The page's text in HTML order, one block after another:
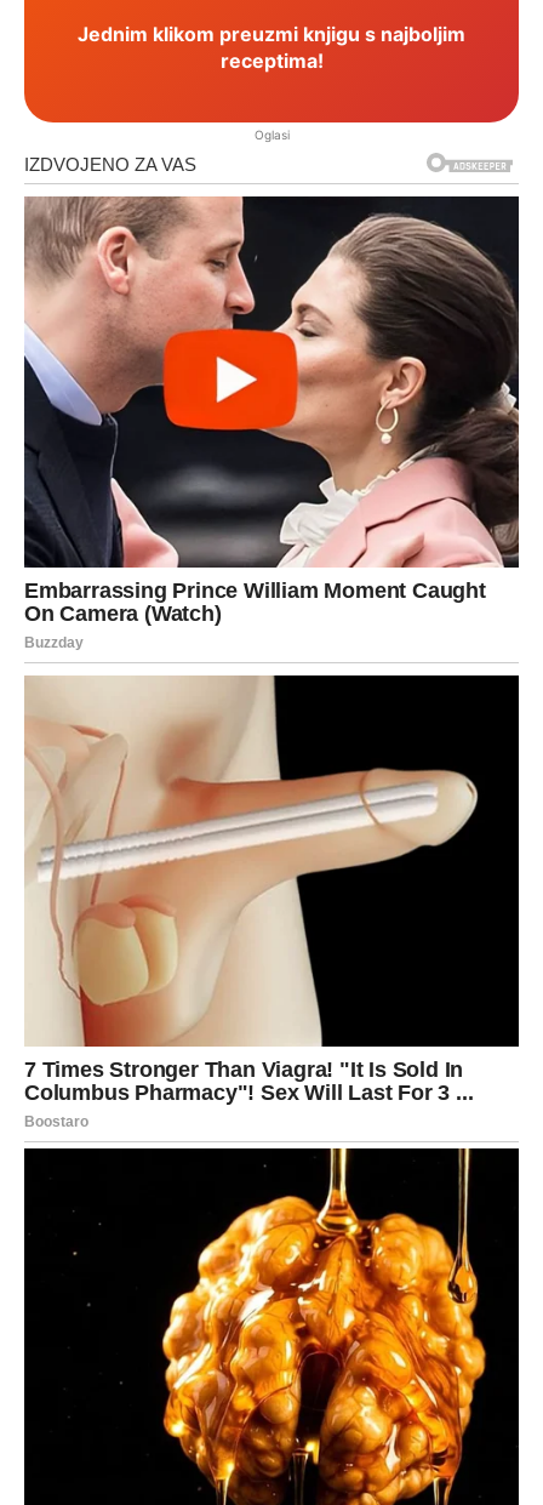
Jednim klikom preuzmi knjigu s najboljim
receptima!
Oglasi